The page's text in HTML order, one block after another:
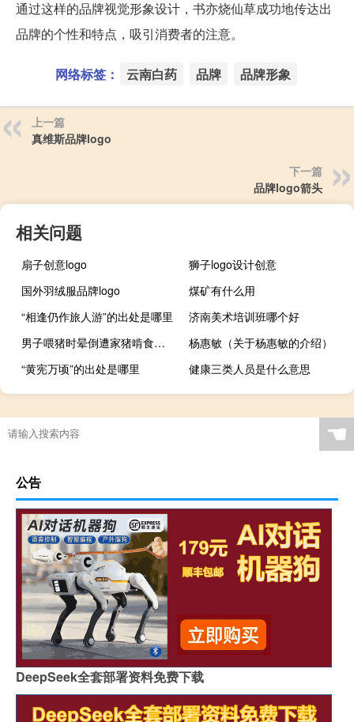
通过这样的品牌视觉形象设计，书亦烧仙草成功地传达出
品牌的个性和特点，吸引消费者的注意。
网络标签： 云南白药 品牌 品牌形象
上一篇
真维斯品牌logo
下一篇
品牌logo箭头
相关问题
扇子创意logo
狮子logo设计创意
国外羽绒服品牌logo
煤矿有什么用
“相逢仍作旅人游”的出处是哪里
济南美术培训班哪个好
男子喂猪时晕倒遭家猪啃食下半身下体被吃光多科联合抢救 到底什么情况呢
杨惠敏（关于杨惠敏的介绍）
“黄宪万顷”的出处是哪里
健康三类人员是什么意思
☚
公告
DeepSeek全套部署资料免费下载